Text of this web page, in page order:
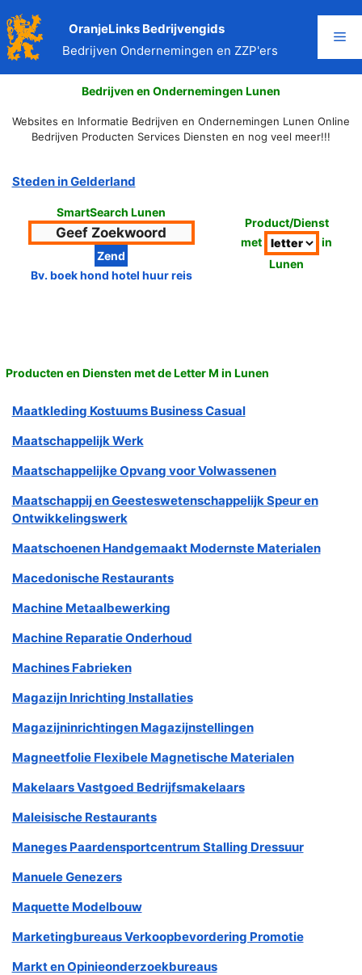
naar
de
inhoud
OranjeLinks Bedrijvengids
Bedrijven Ondernemingen en ZZP'ers
Bedrijven en Ondernemingen Lunen
Websites en Informatie Bedrijven en Ondernemingen Lunen Online
Bedrijven Producten Services Diensten en nog veel meer!!!
Steden in Gelderland
SmartSearch Lunen
Bv. boek hond hotel huur reis
Product/Dienst
met
in
Lunen
Producten en Diensten met de Letter M in Lunen
Maatkleding Kostuums Business Casual
Maatschappelijk Werk
Maatschappelijke Opvang voor Volwassenen
Maatschappij en Geesteswetenschappelijk Speur en
Ontwikkelingswerk
Maatschoenen Handgemaakt Modernste Materialen
Macedonische Restaurants
Machine Metaalbewerking
Machine Reparatie Onderhoud
Machines Fabrieken
Magazijn Inrichting Installaties
Magazijninrichtingen Magazijnstellingen
Magneetfolie Flexibele Magnetische Materialen
Makelaars Vastgoed Bedrijfsmakelaars
Maleisische Restaurants
Maneges Paardensportcentrum Stalling Dressuur
Manuele Genezers
Maquette Modelbouw
Marketingbureaus Verkoopbevordering Promotie
Markt en Opinieonderzoekbureaus